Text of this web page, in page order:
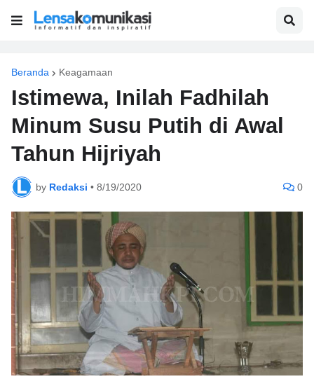
Beranda Keagamaan
Istimewa, Inilah Fadhilah
Minum Susu Putih di Awal
Tahun Hijriyah
by Redaksi • 8/19/2020 0